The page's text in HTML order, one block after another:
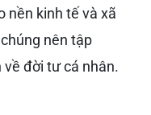
nền kinh tế và xã
nên tập
đời tư cá nhân.